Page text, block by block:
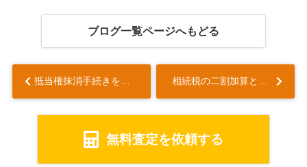
ブログ一覧ページへもどる
抵当権抹消手続きをしないとどうなる？手続きの流れについても解説... 相続税の二割加算とは？計算方法や注意点についても解説...
無料査定を依頼する